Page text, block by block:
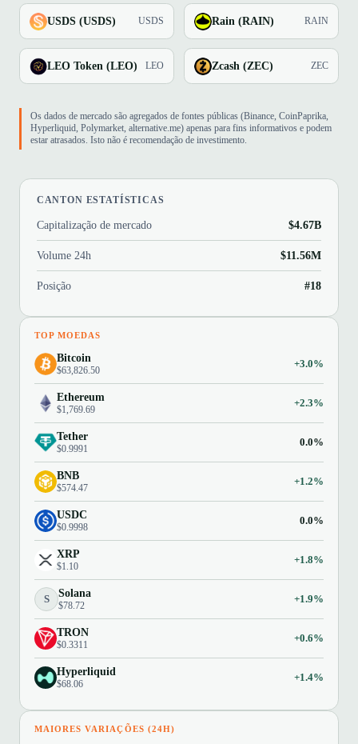
USDS (USDS) USDS Rain (RAIN) RAIN
LEO Token (LEO) LEO Zcash (ZEC) ZEC
Os dados de mercado são agregados de fontes públicas (Binance, CoinPaprika,
Hyperliquid, Polymarket, alternative.me) apenas para fins informativos e podem
estar atrasados. Isto não é recomendação de investimento.
CANTON ESTATÍSTICAS
Capitalização de mercado $4.67B
Volume 24h $11.56M
Posição #18
TOP MOEDAS
Bitcoin
$63,826.50
+3.0%
Ethereum
$1,769.69
+2.3%
Tether
$0.9991
0.0%
BNB
$574.47
+1.2%
USDC
$0.9998
0.0%
XRP
$1.10
+1.8%
S Solana
$78.72
+1.9%
TRON
$0.3311
+0.6%
Hyperliquid
$68.06
+1.4%
MAIORES VARIAÇÕES (24H)